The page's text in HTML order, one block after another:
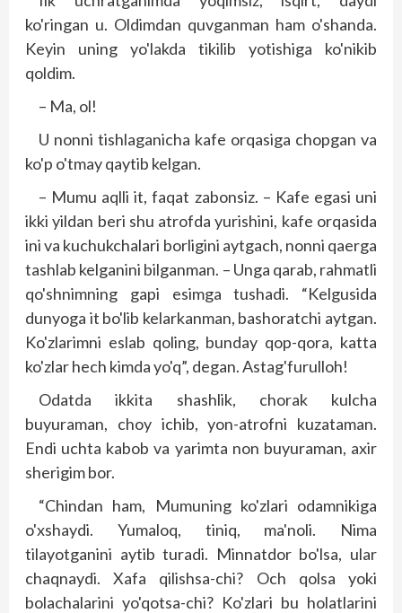
ko'ringan u. Oldimdan quvganman ham o'shanda.
Keyin uning yo'lakda tikilib yotishiga ko'nikib
qoldim.
– Ma, ol!
U nonni tishlaganicha kafe orqasiga chopgan va
ko'p o'tmay qaytib kelgan.
– Mumu aqlli it, faqat zabonsiz. – Kafe egasi uni
ikki yildan beri shu atrofda yurishini, kafe orqasida
ini va kuchukchalari borligini aytgach, nonni qaerga
tashlab kelganini bilganman. – Unga qarab, rahmatli
qo'shnimning gapi esimga tushadi. “Kelgusida
dunyoga it bo'lib kelarkanman, bashoratchi aytgan.
Ko'zlarimni eslab qoling, bunday qop-qora, katta
ko'zlar hech kimda yo'q”, degan. Astag'furulloh!
Odatda ikkita shashlik, chorak kulcha
buyuraman, choy ichib, yon-atrofni kuzataman.
Endi uchta kabob va yarimta non buyuraman, axir
sherigim bor.
“Chindan ham, Mumuning ko'zlari odamnikiga
o'xshaydi. Yumaloq, tiniq, ma'noli. Nima
tilayotganini aytib turadi. Minnatdor bo'lsa, ular
chaqnaydi. Xafa qilishsa-chi? Och qolsa yoki
bolachalarini yo'qotsa-chi? Ko'zlari bu holatlarini